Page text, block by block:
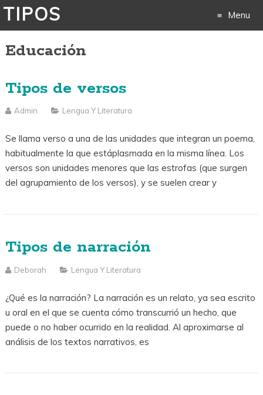
TIPOS Menu
Educación
Tipos de versos
Admin Lengua Y Literatura
Se llama verso a una de las unidades que integran un poema,
habitualmente la que estáplasmada en la misma línea. Los
versos son unidades menores que las estrofas (que surgen
del agrupamiento de los versos), y se suelen crear y
Tipos de narración
Deborah Lengua Y Literatura
¿Qué es la narración? La narración es un relato, ya sea escrito
u oral en el que se cuenta cómo transcurrió un hecho, que
puede o no haber ocurrido en la realidad. Al aproximarse al
análisis de los textos narrativos, es